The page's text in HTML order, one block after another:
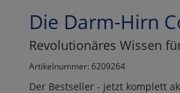
Die Darm-Hirn
Revolutionäres Wissen
Artikelnummer: 6209264
Der Bestseller - jetzt komplett